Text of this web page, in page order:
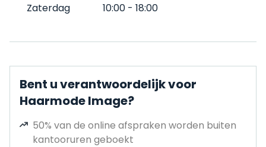
Zaterdag
10:00 - 18:00
Bent u verantwoordelijk voor
Haarmode Image?
50% van de online afspraken worden buiten
kantooruren geboekt